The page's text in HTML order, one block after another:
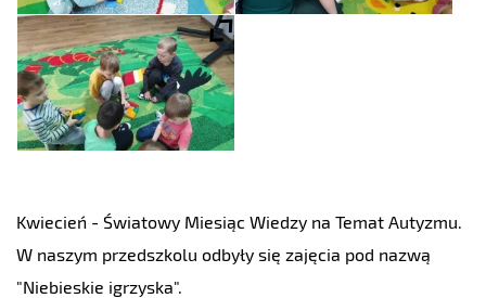
Kwiecień - Światowy Miesiąc Wiedzy na Temat Autyzmu.
W naszym przedszkolu odbyły się zajęcia pod nazwą
"Niebieskie igrzyska".